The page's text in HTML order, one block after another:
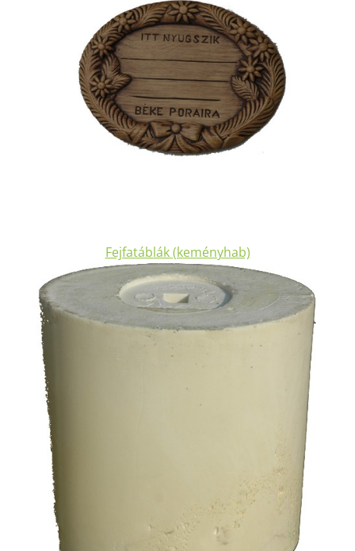
Fejfatáblák (keményhab)